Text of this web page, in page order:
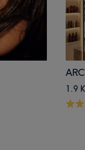
1.9